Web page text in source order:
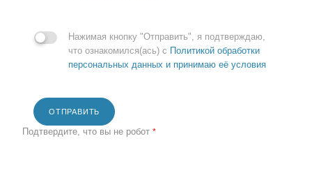
Нажимая кнопку "Отправить", я подтверждаю,
что ознакомился(ась) с Политикой обработки
персональных данных и принимаю её условия
ОТПРАВИТЬ
Подтвердите, что вы не робот *